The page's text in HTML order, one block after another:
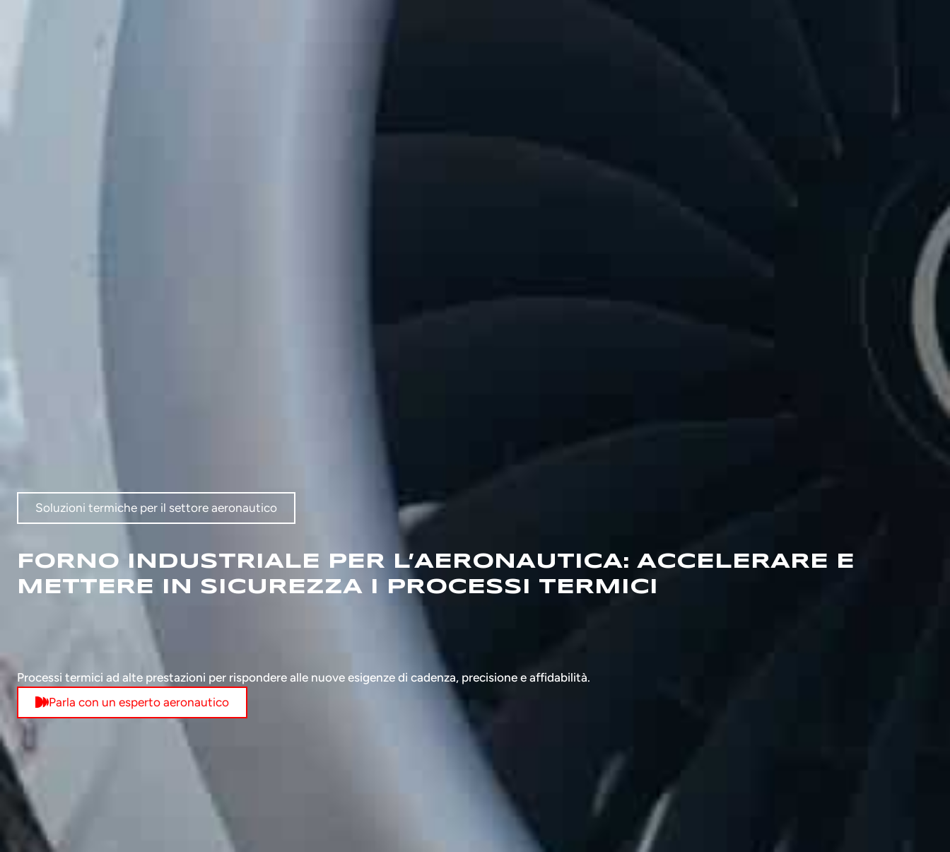
Soluzioni termiche per il settore aeronautico
FORNO INDUSTRIALE PER L’AERONAUTICA: ACCELERARE E
METTERE IN SICUREZZA I PROCESSI TERMICI
Processi termici ad alte prestazioni per rispondere alle nuove esigenze di cadenza, precisione e affidabilità.
Parla con un esperto aeronautico